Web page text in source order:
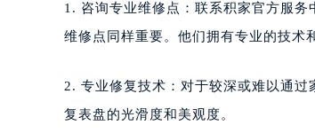
温州市鹿城区锦绣路
哈尔滨市道里区友谊西
佛山市禅城区季华五
东莞市东城街道鸿福东
1. 咨询专业维修点：联系积家官方服
维修点同样重要。他们拥有专业的技术
2. 专业修复技术：对于较深或难以通
复表盘的光滑度和美观度。